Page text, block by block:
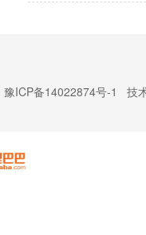
豫ICP备14022874号-1 技